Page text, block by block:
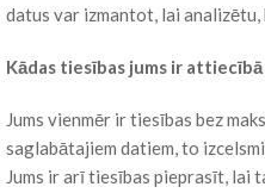
datus var izmantot, lai
Kādas tiesības jums ir
Jums vienmēr ir tiesības bez
saglabātajiem datiem, to
Jums ir arī tiesības pieprasīt, lai